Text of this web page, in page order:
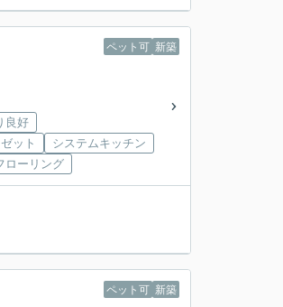
ペット可 新築
良好
ット
システムキッチン
ローリング
ペット可 新築